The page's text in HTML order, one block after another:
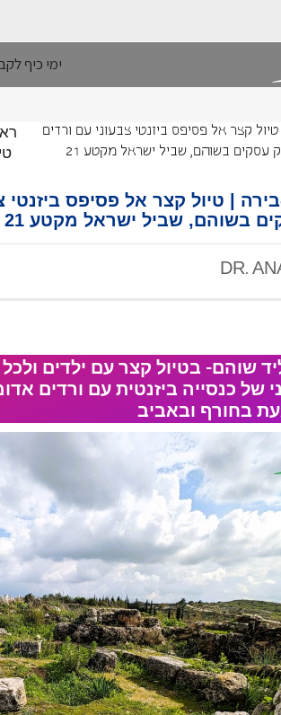
ימי כיף
קצר אל פסיפס ביזנטי צבעוני עם ורדים
עסקים בשוהם, שביל ישראל מקטע 21
| טיול קצר אל פסיפס ביזנטי
בשוהם, שביל ישראל מקטע 21
שוהם- בטיול קצר עם ילדים
של כנסייה ביזנטית עם ורדים
בחורף ובאביב